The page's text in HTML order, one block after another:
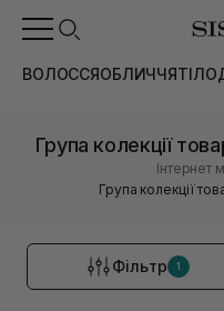
ВОЛОССЯОБЛИЧЧЯТІЛО
Група колекції
Інтернет
Група колекції
Фільтр 1